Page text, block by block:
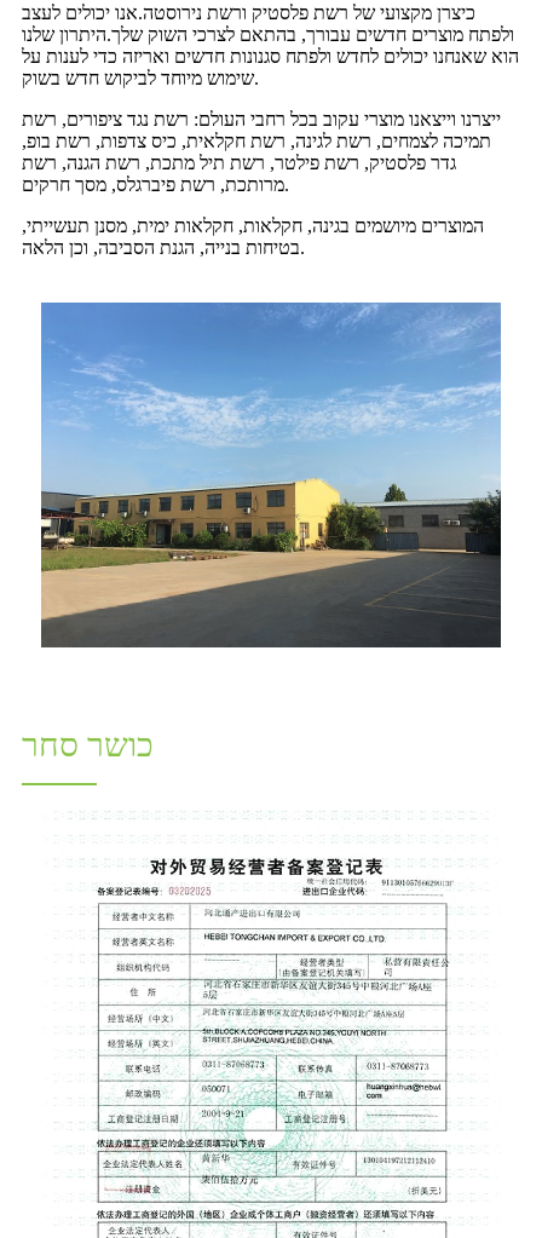
כיצרן מקצועי של רשת פלסטיק ורשת נירוסטה.אנו יכולים לעצב
ולפתח מוצרים חדשים עבורך, בהתאם לצרכי השוק שלך.היתרון שלנו
הוא שאנחנו יכולים לחדש ולפתח סגנונות חדשים ואריזה כדי לענות על
שימוש מיוחד לביקוש חדש בשוק.
ייצרנו וייצאנו מוצרי עקוב בכל רחבי העולם: רשת נגד ציפורים, רשת
תמיכה לצמחים, רשת לגינה, רשת חקלאית, כיס צדפות, רשת בופ,
גדר פלסטיק, רשת פילטר, רשת תיל מתכת, רשת הגנה, רשת
מרותכת, רשת פיברגלס, מסך חרקים.
המוצרים מיושמים בגינה, חקלאות, חקלאות ימית, מסנן תעשייתי,
בטיחות בנייה, הגנת הסביבה, וכן הלאה.
כושר סחר